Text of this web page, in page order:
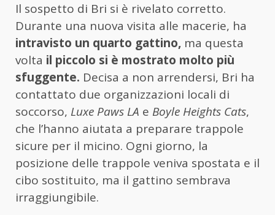
Il sospetto di Bri si è rivelato corretto.
Durante una nuova visita alle macerie, ha
intravisto un quarto gattino, ma questa
volta il piccolo si è mostrato molto più
sfuggente. Decisa a non arrendersi, Bri ha
contattato due organizzazioni locali di
soccorso, Luxe Paws LA e Boyle Heights Cats,
che l’hanno aiutata a preparare trappole
sicure per il micino. Ogni giorno, la
posizione delle trappole veniva spostata e il
cibo sostituito, ma il gattino sembrava
irraggiungibile.